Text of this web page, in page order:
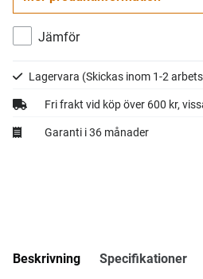
Jämför
Lagervara (Skickas inom 1-2
Fri frakt vid köp över 600 kr,
Garanti i 36 månader
Beskrivning Specifikationer